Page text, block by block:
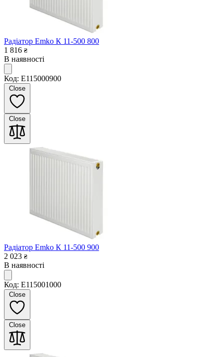
Радіатор Emko К 11-500 800
1 816 ₴
В наявності
Код: E115000900
Close
Close
Радіатор Emko К 11-500 900
2 023 ₴
В наявності
Код: E115001000
Close
Close